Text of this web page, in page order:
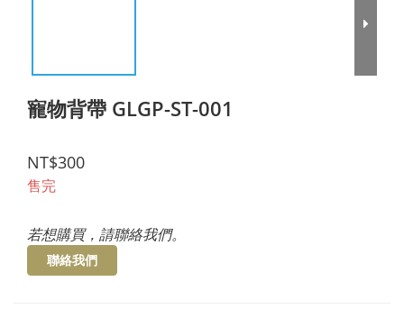
寵物背帶 GLGP-ST-001
NT$300
售完
若想購買，請聯絡我們。
聯絡我們